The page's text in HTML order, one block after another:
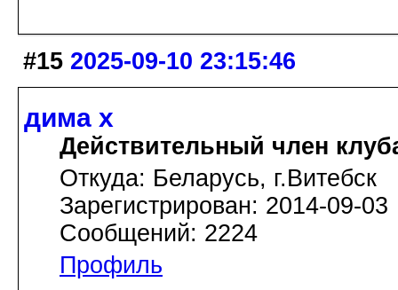
#15 2025-09-10 23:15:46
дима х
Действительный член
Откуда: Беларусь, г.Витебск
Зарегистрирован: 2014-09-03
Сообщений: 2224
Профиль